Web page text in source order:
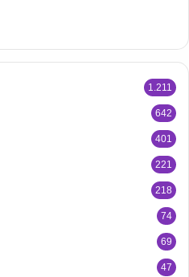
1.211
642
401
221
218
74
69
47